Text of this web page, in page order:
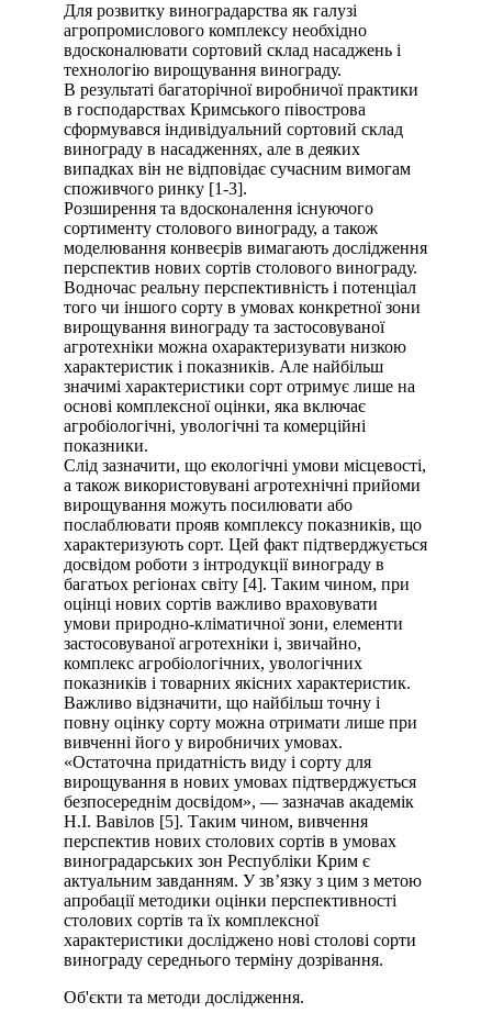
Для розвитку виноградарства як галузі
агропромислового комплексу необхідно
вдосконалювати сортовий склад насаджень і
технологію вирощування винограду.
В результаті багаторічної виробничої практики
в господарствах Кримського півострова
сформувався індивідуальний сортовий склад
винограду в насадженнях, але в деяких
випадках він не відповідає сучасним вимогам
споживчого ринку [1-3].
Розширення та вдосконалення існуючого
сортименту столового винограду, а також
моделювання конвеєрів вимагають дослідження
перспектив нових сортів столового винограду.
Водночас реальну перспективність і потенціал
того чи іншого сорту в умовах конкретної зони
вирощування винограду та застосовуваної
агротехніки можна охарактеризувати низкою
характеристик і показників. Але найбільш
значимі характеристики сорт отримує лише на
основі комплексної оцінки, яка включає
агробіологічні, увологічні та комерційні
показники.
Слід зазначити, що екологічні умови місцевості,
а також використовувані агротехнічні прийоми
вирощування можуть посилювати або
послаблювати прояв комплексу показників, що
характеризують сорт. Цей факт підтверджується
досвідом роботи з інтродукції винограду в
багатьох регіонах світу [4]. Таким чином, при
оцінці нових сортів важливо враховувати
умови природно-кліматичної зони, елементи
застосовуваної агротехніки і, звичайно,
комплекс агробіологічних, увологічних
показників і товарних якісних характеристик.
Важливо відзначити, що найбільш точну і
повну оцінку сорту можна отримати лише при
вивченні його у виробничих умовах.
«Остаточна придатність виду і сорту для
вирощування в нових умовах підтверджується
безпосереднім досвідом», — зазначав академік
Н.І. Вавілов [5]. Таким чином, вивчення
перспектив нових столових сортів в умовах
виноградарських зон Республіки Крим є
актуальним завданням. У зв’язку з цим з метою
апробації методики оцінки перспективності
столових сортів та їх комплексної
характеристики досліджено нові столові сорти
винограду середнього терміну дозрівання.
Об'єкти та методи дослідження.